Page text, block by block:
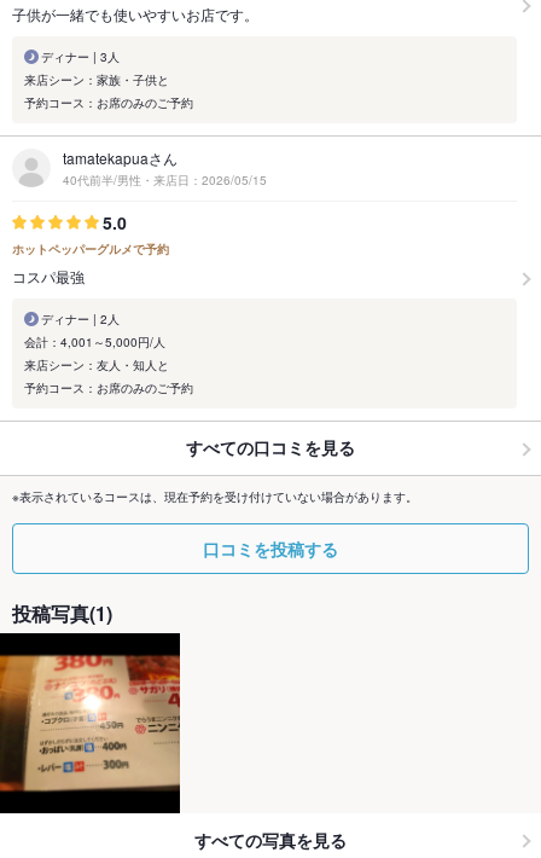
子供が一緒でも使いやすいお店です。
ディナー | 3人
来店シーン：家族・子供と
予約コース：お席のみのご予約
tamatekapuaさん
40代前半/男性・来店日：2026/05/15
5.0
ホットペッパーグルメで予約
コスパ最強
ディナー | 2人
会計：4,001～5,000円/人
来店シーン：友人・知人と
予約コース：お席のみのご予約
すべての口コミを見る
※表示されているコースは、現在予約を受け付けていない場合があります。
口コミを投稿する
投稿写真(1)
すべての写真を見る